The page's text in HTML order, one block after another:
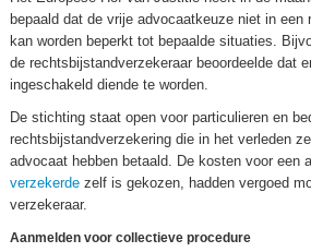
bepaald dat de vrije advocaatkeuze niet in een
kan worden beperkt tot bepaalde situaties.
de rechtsbijstandverzekeraar beoordeelde dat
ingeschakeld diende te worden.
De stichting staat open voor particulieren en
rechtsbijstandverzekering die in het verleden
advocaat hebben betaald. De kosten voor een
verzekerde zelf is gekozen, hadden vergoed
verzekeraar.
Aanmelden voor collectieve procedure